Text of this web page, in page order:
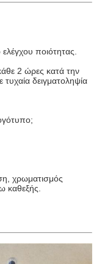
ποιότητας.
2 ώρες κατά την
δειγματοληψία
χρωματισμός
καθεξής.